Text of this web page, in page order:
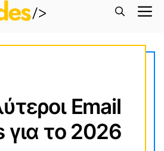
Email
για το 2026